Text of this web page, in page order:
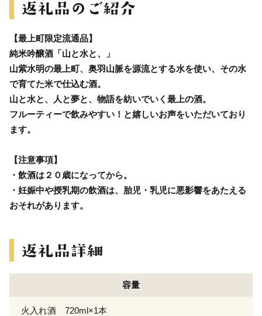
【最上町限定流通品】
純米吟醸酒「山と水と、」
山紫水明の最上町、奥羽山脈を源流とする水を使い、その水
で育てた米で仕込む酒。
山と水と、人と夢と、物語を紡いでいく最上の酒。
フルーティーで飲みやすい！と嬉しいお声をいただいており
ます。
【注意事項】
・飲酒は２０歳になってから。
・妊娠中や授乳期の飲酒は、胎児・乳児に悪影響をあたえる
おそれがあります。
容量
火入れ酒 720ml×1本